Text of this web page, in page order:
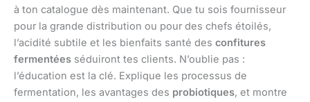
à ton catalogue dès maintenant. Que tu sois fournisseur
pour la grande distribution ou pour des chefs étoilés,
l’acidité subtile et les bienfaits santé des confitures
fermentées séduiront tes clients. N’oublie pas :
l’éducation est la clé. Explique les processus de
fermentation, les avantages des probiotiques, et montre